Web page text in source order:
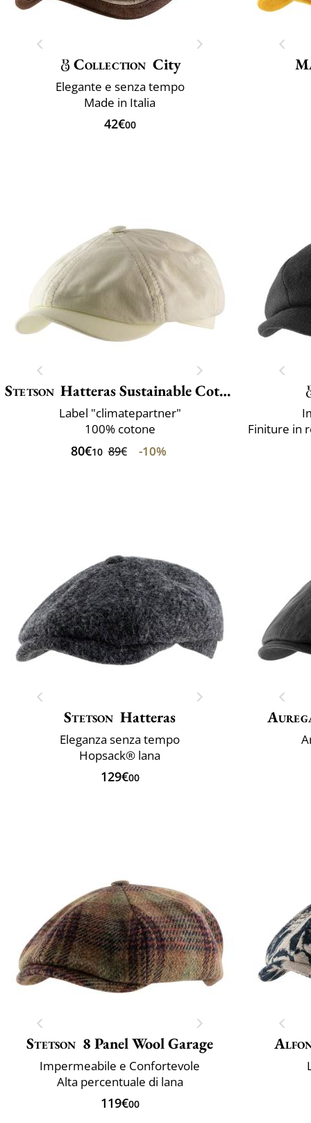
Collection City
Elegante e senza tempo
Made in Italia
42€00
Stetson Hatteras Sustainable Cotton
Label "climatepartner"
100% cotone
80€10 89€ -10%
Finiture in
Stetson Hatteras
Eleganza senza tempo
Hopsack® lana
129€00
Stetson 8 Panel Wool Garage
Impermeabile e Confortevole
Alta percentuale di lana
119€00